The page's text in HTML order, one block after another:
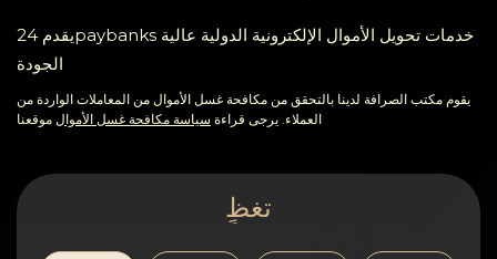
ففشر?اء
آراء
اف?نالٍل
يقدم 24paybanks خدمات تحويل الأموال الإلكترونية الدولية عالية
الجودة
يقوم مكتب الصرافة لدينا بالتحقق من مكافحة غسل الأموال من المعاملات الواردة من
العملاء. يرجى قراءة سياسة مكافحة غسل الأموال موقعنا
تغظٍ